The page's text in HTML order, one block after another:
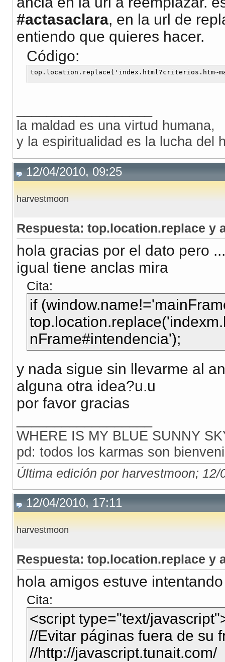
#actasaclara, en la url de
entiendo que quieres hacer.
Código:
la maldad es una virtud humana,
y la espiritualidad es la lucha del
12/04/2010, 09:25
harvestmoon
Respuesta: top.location.replace y
hola gracias por el dato pero
igual tiene anclas mira
Cita:
if
nFrame#intendencia');
y nada sigue sin llevarme al
alguna otra idea?u.u
por favor gracias
WHERE IS MY BLUE SUNNY
pd: todos los karmas son
Última edición por harvestmoon;
12/04/2010, 17:11
harvestmoon
Respuesta: top.location.replace y
hola amigos estuve
Cita:
<script type="text/
//Evitar páginas fuera de su
//http://javascript.tunait.com/